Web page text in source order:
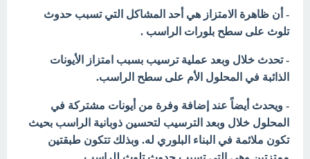
- أن ظاهرة الامتزاز هي أحد المشاكل التي تسبب حدوث
تلوث على سطح بلورات الراسب .
- تحدث خلال وبعد عملية ترسيب بسبب امتزاز الأيونات
الذائبة في المحلول الأم على سطح الراسب.
- ويحدث أيضاً عند إضافة وفرة من أيونات مشتركة في
المحلول خلال وبعد الترسيب لتحسين ذوبانية الراسب بحيث
تكون ملائمة في البناء البلوري له. وبذلك تتكون طبقتين